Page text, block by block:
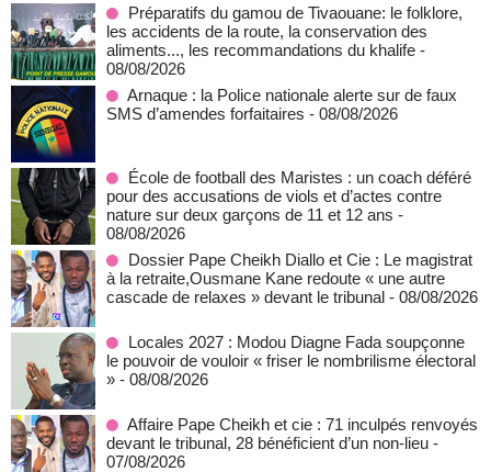
Préparatifs du gamou de Tivaouane: le folklore,
les accidents de la route, la conservation des
aliments..., les recommandations du khalife -
08/08/2026
Arnaque : la Police nationale alerte sur de faux
SMS d’amendes forfaitaires - 08/08/2026
École de football des Maristes : un coach déféré
pour des accusations de viols et d’actes contre
nature sur deux garçons de 11 et 12 ans -
08/08/2026
Dossier Pape Cheikh Diallo et Cie : Le magistrat
à la retraite,Ousmane Kane redoute « une autre
cascade de relaxes » devant le tribunal - 08/08/2026
Locales 2027 : Modou Diagne Fada soupçonne
le pouvoir de vouloir « friser le nombrilisme électoral
» - 08/08/2026
Affaire Pape Cheikh et cie : 71 inculpés renvoyés
devant le tribunal, 28 bénéficient d’un non-lieu -
07/08/2026